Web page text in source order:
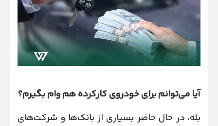
آیا می‌توانم برای خودروی کارکرده هم وام بگیرم؟
بله، در حال حاضر بسیاری از بانک‌ها و شرکت‌های